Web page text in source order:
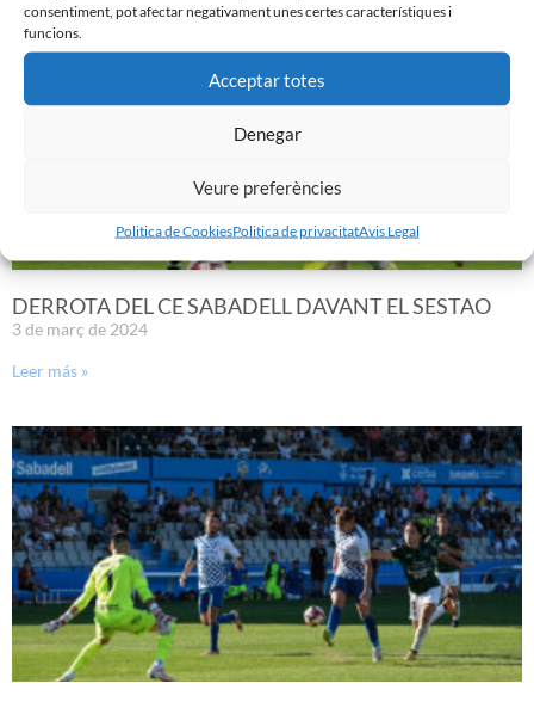
consentiment, pot afectar negativament unes certes característiques i
funcions.
Acceptar totes
Denegar
Veure preferències
Politica de CookiesPolitica de privacitatAvis Legal
DERROTA DEL CE SABADELL DAVANT EL SESTAO
3 de març de 2024
Leer más »